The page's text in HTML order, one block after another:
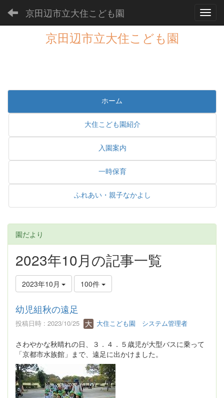
京田辺市立大住こども園
京田辺市立大住こども園
ホーム
大住こども園紹介
入園案内
一時保育
ふれあい・親子なかよし
園だより
2023年10月の記事一覧
2023年10月 100件
幼児組秋の遠足
投稿日時 : 2023/10/25 大住こども園 システム管理者
さわやかな秋晴れの日、３．４．５歳児が大型バスに乗って
「京都市水族館」まで、遠足に出かけました。